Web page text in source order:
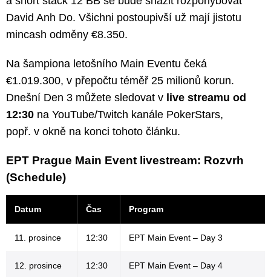
David Anh Do. Všichni postoupivší už mají jistotu
mincash odměny €8.350.
Na šampiona letošního Main Eventu čeká
€1.019.300, v přepočtu téměř 25 milionů korun.
Dnešní Den 3 můžete sledovat v live streamu od
12:30 na YouTube/Twitch kanále PokerStars,
popř. v okně na konci tohoto článku.
EPT Prague Main Event livestream: Rozvrh
(Schedule)
Datum Čas Program
11. prosince 12:30 EPT Main Event – Day 3
12. prosince 12:30 EPT Main Event – Day 4